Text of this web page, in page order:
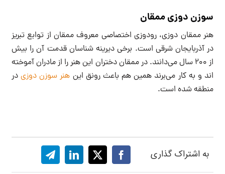
سوزن دوزی ممقان
هنر ممقان دوزی، رودوزی اختصاصی معروف ممقان از توابع تبریز
در آذربایجان شرقی است. برخی دیرینه شناسان قدمت آن را بیش
از 200 سال می‌دانند. در ممقان دختران این هنر را از مادران آموخته
اند و به کار می‌برند همین هم باعث رونق این هنر سوزن دوزی در
منطقه شده است.
به اشتراک گذاری